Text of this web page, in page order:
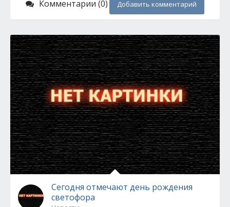
Комментарии (0) Добавить комментарий
Сегодня отмечают день рождения
светофора